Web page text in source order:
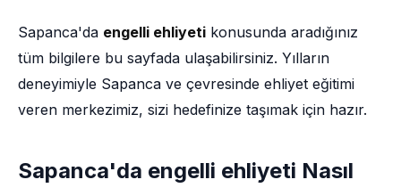
Sapanca'da engelli ehliyeti konusunda aradığınız
tüm bilgilere bu sayfada ulaşabilirsiniz. Yılların
deneyimiyle Sapanca ve çevresinde ehliyet eğitimi
veren merkezimiz, sizi hedefinize taşımak için hazır.
Sapanca'da engelli ehliyeti Nasıl